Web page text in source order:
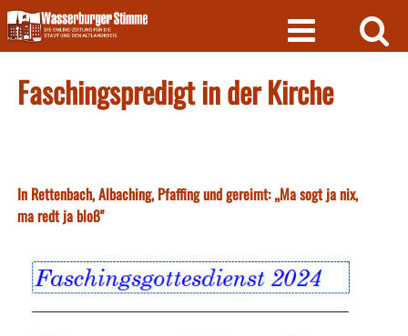
Skip
to
content
Faschingspredigt in der Kirche
In Rettenbach, Albaching, Pfaffing und gereimt: „Ma sogt ja nix,
ma redt ja bloß"